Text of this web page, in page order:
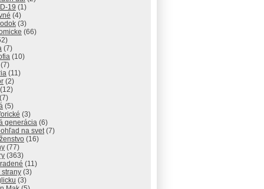
19 (1)
(4)
(3)
(66)
(7)
(10)
(11)
(2)
(5)
(3)
generácia (6)
na svet(7)
(16)
(77)
(363)
(11)
strany (3)
(3)